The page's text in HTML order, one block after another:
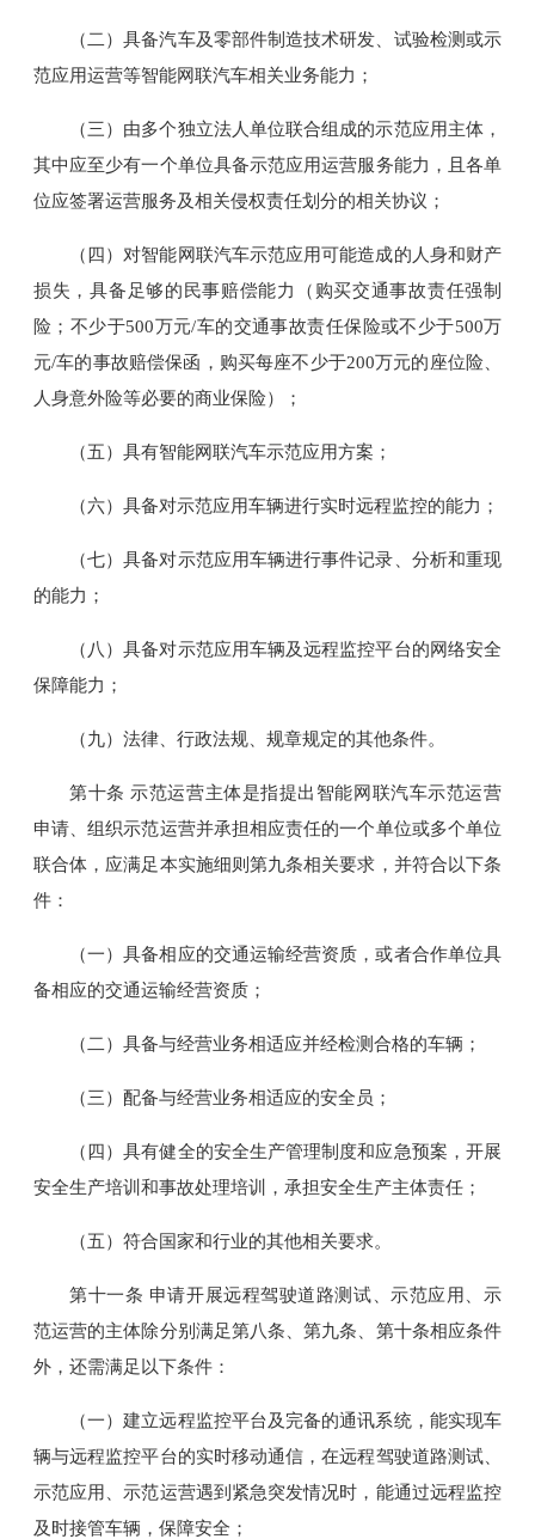
（二）具备汽车及零部件制造技术研发、试验检测或示
范应用运营等智能网联汽车相关业务能力；
（三）由多个独立法人单位联合组成的示范应用主体，
其中应至少有一个单位具备示范应用运营服务能力，且各单
位应签署运营服务及相关侵权责任划分的相关协议；
（四）对智能网联汽车示范应用可能造成的人身和财产
损失，具备足够的民事赔偿能力（购买交通事故责任强制
险；不少于500万元/车的交通事故责任保险或不少于500万
元/车的事故赔偿保函，购买每座不少于200万元的座位险、
人身意外险等必要的商业保险）；
（五）具有智能网联汽车示范应用方案；
（六）具备对示范应用车辆进行实时远程监控的能力；
（七）具备对示范应用车辆进行事件记录、分析和重现
的能力；
（八）具备对示范应用车辆及远程监控平台的网络安全
保障能力；
（九）法律、行政法规、规章规定的其他条件。
第十条 示范运营主体是指提出智能网联汽车示范运营
申请、组织示范运营并承担相应责任的一个单位或多个单位
联合体，应满足本实施细则第九条相关要求，并符合以下条
件：
（一）具备相应的交通运输经营资质，或者合作单位具
备相应的交通运输经营资质；
（二）具备与经营业务相适应并经检测合格的车辆；
（三）配备与经营业务相适应的安全员；
（四）具有健全的安全生产管理制度和应急预案，开展
安全生产培训和事故处理培训，承担安全生产主体责任；
（五）符合国家和行业的其他相关要求。
第十一条 申请开展远程驾驶道路测试、示范应用、示
范运营的主体除分别满足第八条、第九条、第十条相应条件
外，还需满足以下条件：
（一）建立远程监控平台及完备的通讯系统，能实现车
辆与远程监控平台的实时移动通信，在远程驾驶道路测试、
示范应用、示范运营遇到紧急突发情况时，能通过远程监控
及时接管车辆，保障安全；